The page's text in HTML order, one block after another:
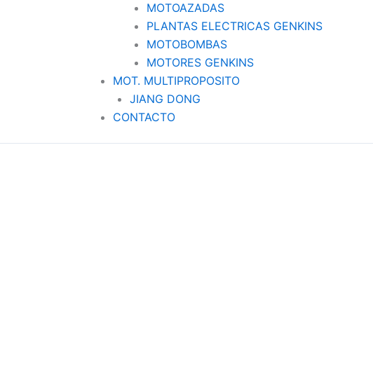
MOTOAZADAS
PLANTAS ELECTRICAS GENKINS
MOTOBOMBAS
MOTORES GENKINS
MOT. MULTIPROPOSITO
JIANG DONG
CONTACTO